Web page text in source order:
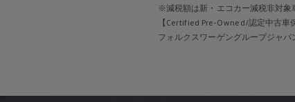
※減税額は新・エコカー減税非対象
【Certified Pre-Owned/認定中古車
フォルクスワーゲングループジャ